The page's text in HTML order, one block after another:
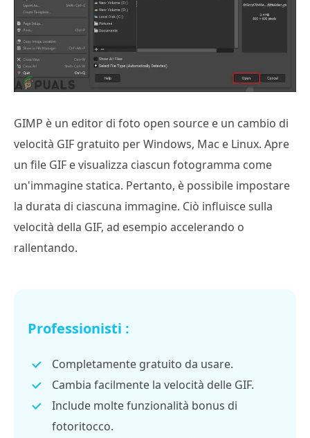
GIMP è un editor di foto open source e un cambio di
velocità GIF gratuito per Windows, Mac e Linux. Apre
un file GIF e visualizza ciascun fotogramma come
un'immagine statica. Pertanto, è possibile impostare
la durata di ciascuna immagine. Ciò influisce sulla
velocità della GIF, ad esempio accelerando o
rallentando.
Professionisti :
Completamente gratuito da usare.
Cambia facilmente la velocità delle GIF.
Include molte funzionalità bonus di
fotoritocco.